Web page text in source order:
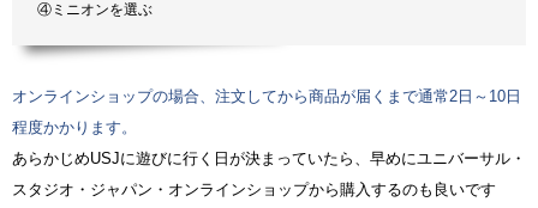
④ミニオンを選ぶ
オンラインショップの場合、注文してから商品が届くまで通常2日～10日
程度かかります。
あらかじめUSJに遊びに行く日が決まっていたら、早めにユニバーサル・
スタジオ・ジャパン・オンラインショップから購入するのも良いです